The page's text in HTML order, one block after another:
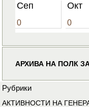
Сеп
0
Окт
0
АРХИВА НА ПОЛК
Рубрики
АКТИВНОСТИ НА